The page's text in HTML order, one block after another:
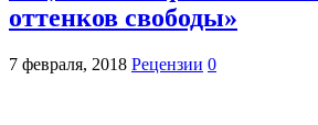
оттенков свободы»
7 февраля, 2018 Рецензии 0